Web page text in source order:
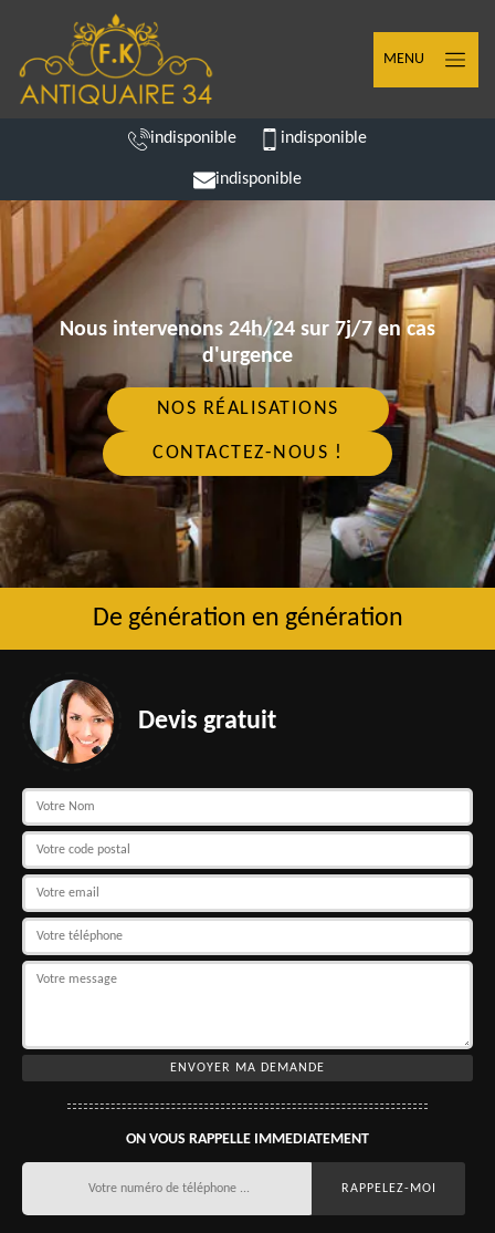
MENU
indisponible indisponible
indisponible
Nous intervenons 24h/24 sur 7j/7 en cas
d'urgence
NOS RÉALISATIONS
CONTACTEZ-NOUS !
De génération en génération
Devis gratuit
ON VOUS RAPPELLE IMMEDIATEMENT